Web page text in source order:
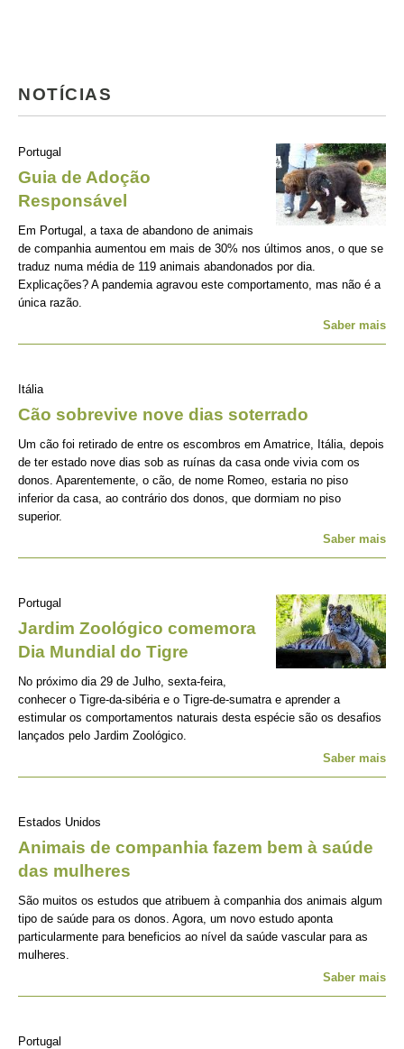
NOTÍCIAS
Portugal
Guia de Adoção
Responsável
Em Portugal, a taxa de abandono de animais
de companhia aumentou em mais de 30% nos últimos anos, o que se
traduz numa média de 119 animais abandonados por dia.
Explicações? A pandemia agravou este comportamento, mas não é a
única razão.
Saber mais
Itália
Cão sobrevive nove dias soterrado
Um cão foi retirado de entre os escombros em Amatrice, Itália, depois
de ter estado nove dias sob as ruínas da casa onde vivia com os
donos. Aparentemente, o cão, de nome Romeo, estaria no piso
inferior da casa, ao contrário dos donos, que dormiam no piso
superior.
Saber mais
Portugal
Jardim Zoológico comemora
Dia Mundial do Tigre
No próximo dia 29 de Julho, sexta-feira,
conhecer o Tigre-da-sibéria e o Tigre-de-sumatra e aprender a
estimular os comportamentos naturais desta espécie são os desafios
lançados pelo Jardim Zoológico.
Saber mais
Estados Unidos
Animais de companhia fazem bem à saúde
das mulheres
São muitos os estudos que atribuem à companhia dos animais algum
tipo de saúde para os donos. Agora, um novo estudo aponta
particularmente para beneficios ao nível da saúde vascular para as
mulheres.
Saber mais
Portugal